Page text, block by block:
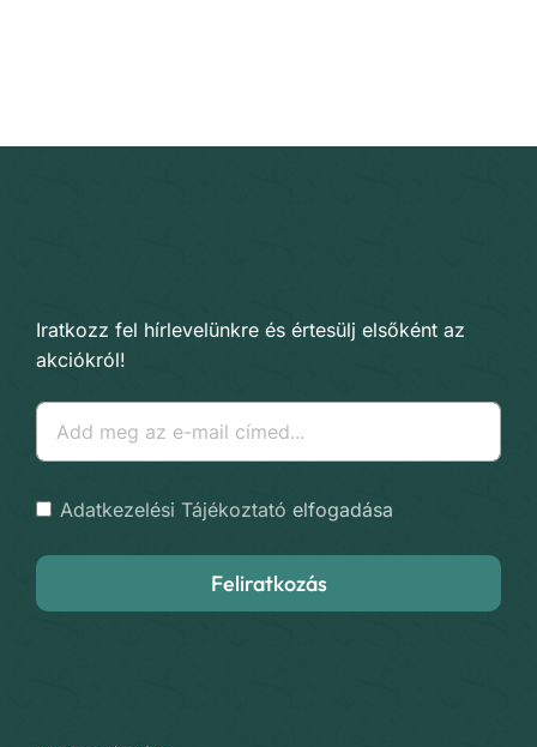
Iratkozz fel hírlevelünkre és értesülj elsőként az
akciókról!
Adatkezelési Tájékoztató elfogadása
Feliratkozás